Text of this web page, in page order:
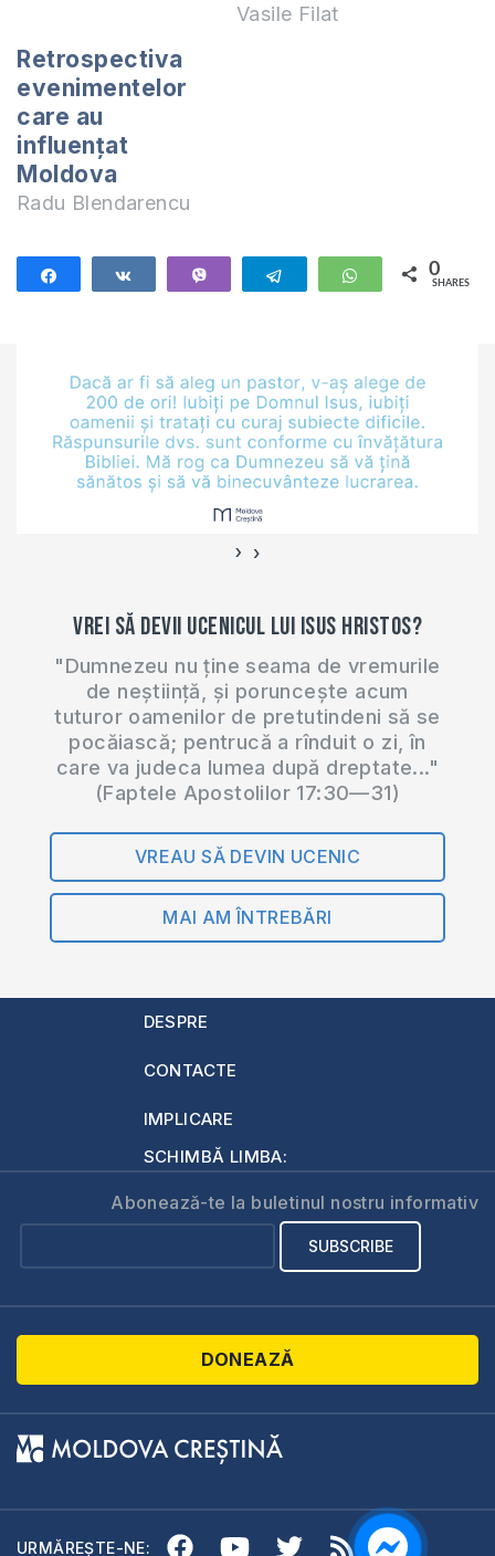
Vasile Filat
Retrospectiva
evenimentelor
care au
influențat
Moldova
Radu Blendarencu
Telegram WhatsApp
0
SHARES
‹ ›
Vrei să devii ucenicul lui Isus Hristos?
"Dumnezeu nu ține seama de vremurile
de neștiință, și poruncește acum
tuturor oamenilor de pretutindeni să se
pocăiască; pentrucă a rînduit o zi, în
care va judeca lumea după dreptate..."
(Faptele Apostolilor 17:30—31)
VREAU SĂ DEVIN UCENIC
MAI AM ÎNTREBĂRI
DESPRE
CONTACTE
IMPLICARE
SCHIMBĂ LIMBA:
Abonează-te la buletinul nostru informativ
DONEAZĂ
URMĂREȘTE-NE: